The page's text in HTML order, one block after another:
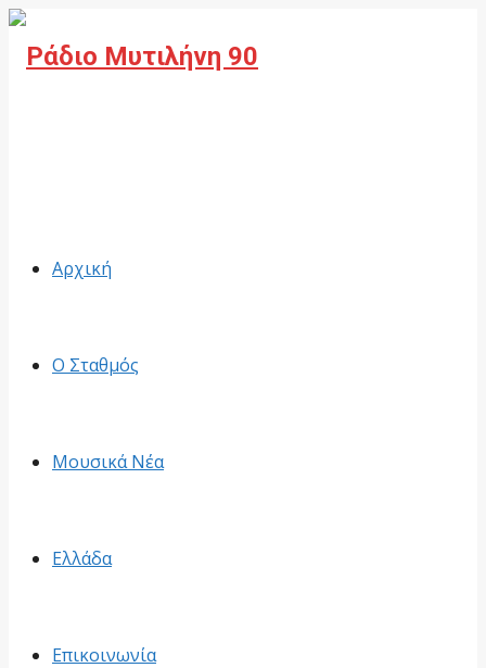
Αρχική
Ο Σταθμός
Μουσικά Νέα
Ελλάδα
Επικοινωνία